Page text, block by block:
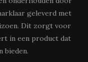
geleverd met
Dit zorgt voor
in een product dat
bieden.